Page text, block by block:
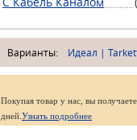
Варианты: Идеал |
Покупая товар у нас, вы
дней. Узнать подробнее